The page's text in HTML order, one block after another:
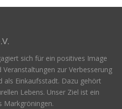
sich für ein positives Image
zur Verbesserung
als Einkaufsstadt. Dazu gehört
Lebens. Unser Ziel ist ein
Markgröningen.